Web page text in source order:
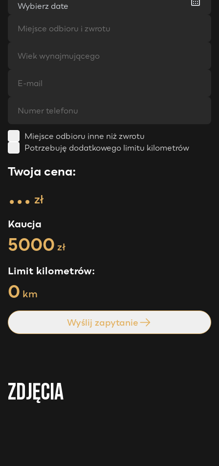
Wybierz date
Miejsce odbioru inne niż zwrotu
Potrzebuję dodatkowego limitu kilometrów
Twoja cena:
... zł
Kaucja
5000 zł
Limit kilometrów:
0 km
Wyślij zapytanie
Zdjęcia